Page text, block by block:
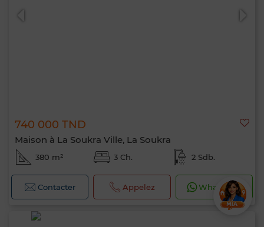
740 000 TND
Maison à La Soukra Ville, La Soukra
380 m² 3 Ch. 2 Sdb.
Contacter Appelez WhatsApp